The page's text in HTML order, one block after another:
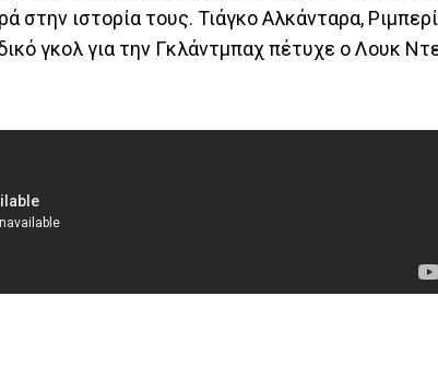
ιστορία τους. Τιάγκο Αλκάνταρα,
γκολ για την Γκλάντμπαχ πέτυχε ο Λουκ